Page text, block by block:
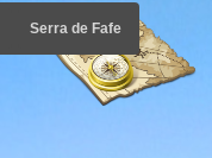
Serra de Fafe